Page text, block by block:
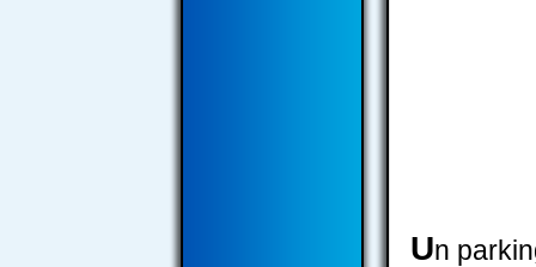
Un